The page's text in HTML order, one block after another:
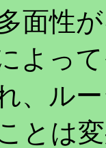
面性
よっ
、ル
とは